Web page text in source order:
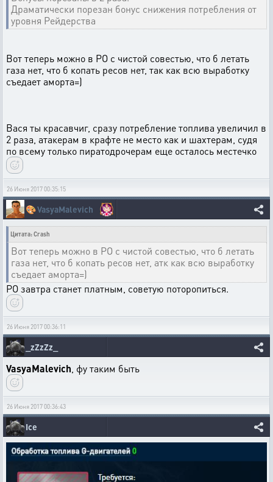
Драматически порезан бонус снижения потребления от
уровня Рейдерства
Вот теперь можно в РО с чистой совестью, что б летать
газа нет, что б копать ресов нет, так как всю выработку
съедает аморта=)
Вася ты красавчиг, сразу потребление топлива увеличил в
2 раза, атакерам в крафте не место как и шахтерам, судя
по всему только пиратодрочерам еще осталось местечко
26 Июня 2017 00:35:15
🎨VasyaMalevich
Цитата: Crash
Вот теперь можно в РО с чистой совестью, что б летать
газа нет, что б копать ресов нет, атк как всю выработку
съедает аморта=)
РО завтра станет платным, советую поторопиться.
26 Июня 2017 00:36:11
_zZzZz_
VasyaMalevich , фу таким быть
26 Июня 2017 00:36:43
Ice